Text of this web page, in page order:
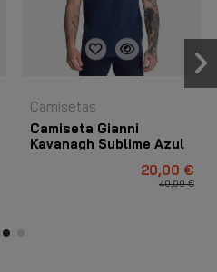
Camisetas
Camiseta Gianni
Kavanagh Sublime Azul
20,00 €
40,00 €